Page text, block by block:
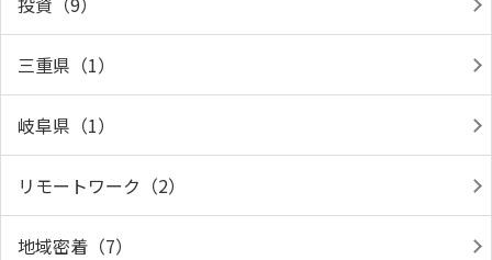
三重県（1）
岐阜県（1）
リモートワーク（2）
地域密着（7）